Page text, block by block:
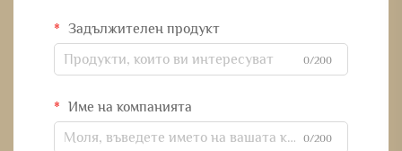
Задължителен продукт
0/200
Име на компанията
0/200